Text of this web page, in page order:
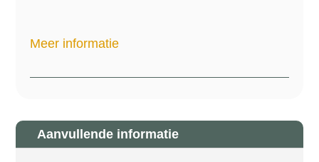
Meer informatie
Aanvullende informatie